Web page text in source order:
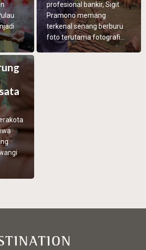
profesional bankir, Sigit
Pramono memang
terkenal senang berburu
foto terutama fotografi...